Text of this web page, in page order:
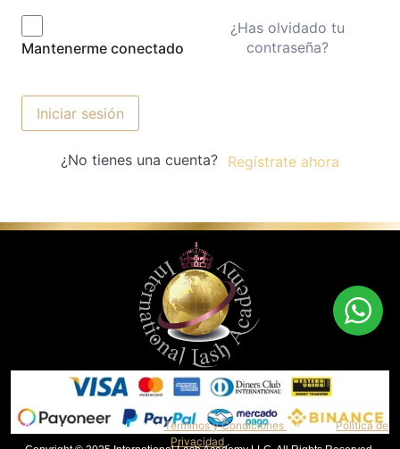
Mantenerme conectado
¿Has olvidado tu
contraseña?
Iniciar sesión
¿No tienes una cuenta? Regístrate ahora
Al continuar, aceptas nuestrosTérminos y Condiciones y nuestraPolítica de
Privacidad .